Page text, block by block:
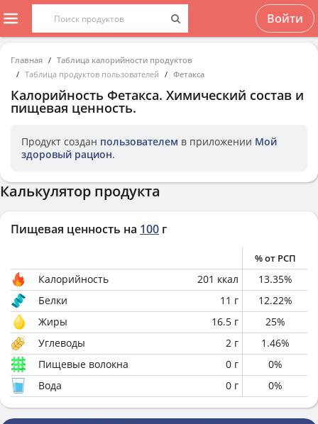
Войти
Главная
Таблица калорийности продуктов
Таблица продуктов пользователей
Фетакса
Калорийность Фетакса. Химический состав и
пищевая ценность.
Продукт создан пользователем в приложении Мой
здоровый рацион.
Калькулятор продукта
Пищевая ценность на 100 г
% от РСП
Калорийность 201 ккал 13.35%
Белки
11 г 12.22%
Жиры
16.5 г 25%
Углеводы
2 г 1.46%
Пищевые волокна
0 г 0%
Вода
0 г 0%